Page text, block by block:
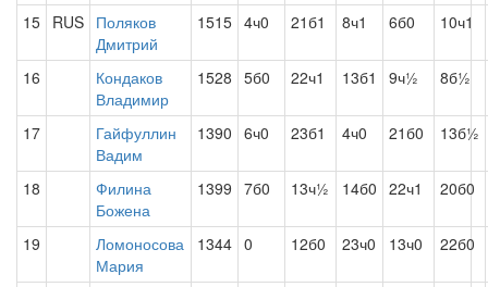
15 RUS Поляков
Дмитрий
1515 4ч0 21б1 8ч1 6б0 10ч1
16
Кондаков
Владимир
1528 5б0 22ч1 13б1 9ч½ 8б½
17
Гайфуллин
Вадим
1390 6ч0 23б1 4ч0 21б0 13б½
18
Филина
Божена
1399 7б0 13ч½ 14б0 22ч1 20б0
19
Ломоносова
Мария
1344 0 12б0 23ч0 13ч0 22б0